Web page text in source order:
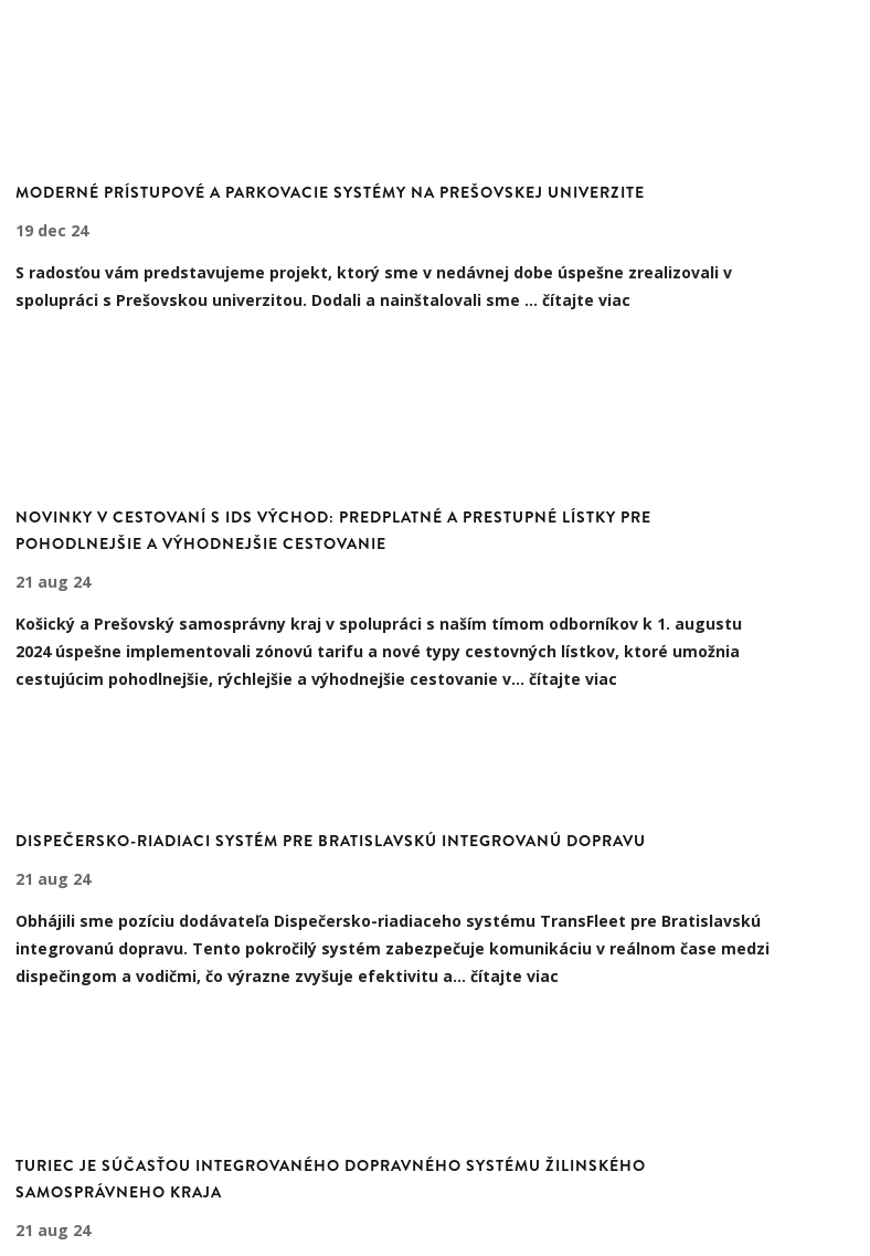
MODERNÉ PRÍSTUPOVÉ A PARKOVACIE SYSTÉMY NA PREŠOVSKEJ UNIVERZITE
19 dec 24
S radosťou vám predstavujeme projekt, ktorý sme v nedávnej dobe úspešne zrealizovali v
spolupráci s Prešovskou univerzitou. Dodali a nainštalovali sme … čítajte viac
NOVINKY V CESTOVANÍ S IDS VÝCHOD: PREDPLATNÉ A PRESTUPNÉ LÍSTKY PRE
POHODLNEJŠIE A VÝHODNEJŠIE CESTOVANIE
21 aug 24
Košický a Prešovský samosprávny kraj v spolupráci s naším tímom odborníkov k 1. augustu
2024 úspešne implementovali zónovú tarifu a nové typy cestovných lístkov, ktoré umožnia
cestujúcim pohodlnejšie, rýchlejšie a výhodnejšie cestovanie v… čítajte viac
DISPEČERSKO-RIADIACI SYSTÉM PRE BRATISLAVSKÚ INTEGROVANÚ DOPRAVU
21 aug 24
Obhájili sme pozíciu dodávateľa Dispečersko-riadiaceho systému TransFleet pre Bratislavskú
integrovanú dopravu. Tento pokročilý systém zabezpečuje komunikáciu v reálnom čase medzi
dispečingom a vodičmi, čo výrazne zvyšuje efektivitu a… čítajte viac
TURIEC JE SÚČASŤOU INTEGROVANÉHO DOPRAVNÉHO SYSTÉMU ŽILINSKÉHO
SAMOSPRÁVNEHO KRAJA
21 aug 24